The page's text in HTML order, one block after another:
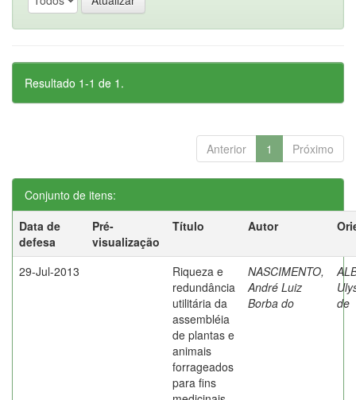
Resultado 1-1 de 1.
Anterior 1 Próximo
Conjunto de itens:
Data de
defesa
Pré-
visualização
Título Autor
29-Jul-2013
Riqueza e
redundância
utilitária da
assembléia
de plantas e
animais
forrageados
para fins
NASCIMENTO,
André Luiz
Borba do
de